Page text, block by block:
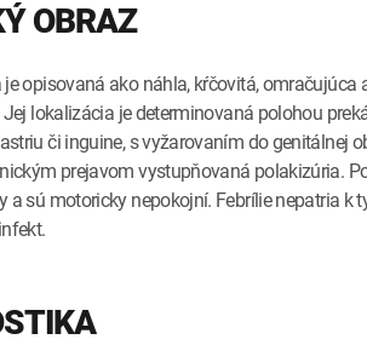
OBRAZ
je opisovaná ako náhla, kŕčovitá,
Jej lokalizácia je determinovaná polohou
či inguine, s vyžarovaním do genitálnej
prejavom vystupňovaná polakizúria.
a sú motoricky nepokojní. Febrílie nepatria